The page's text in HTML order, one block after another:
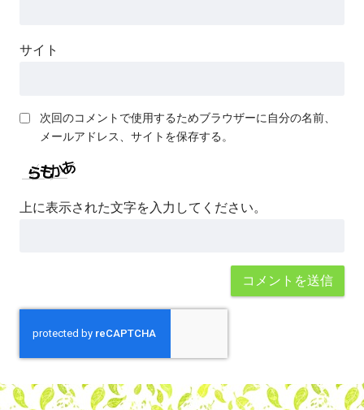
サイト
次回のコメントで使用するためブラウザーに自分の名前、
メールアドレス、サイトを保存する。
上に表示された文字を入力してください。